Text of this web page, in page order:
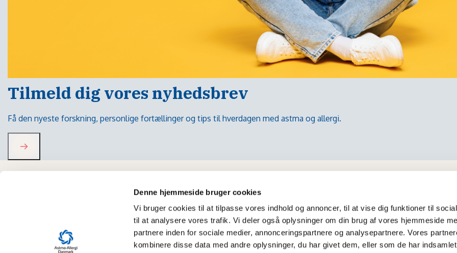
Denne hjemmeside bruger cookies
Vi bruger cookies til at tilpasse vores indhold og annoncer, til at vise dig funktioner til
til at analysere vores trafik. Vi deler også oplysninger om din brug af vores hjemmeside
partnere inden for sociale medier, annonceringspartnere og analysepartnere. Vores
kombinere disse data med andre oplysninger, du har givet dem, eller som de har
Tilmeld dig vores nyhedsbrev
Få den nyeste forskning, personlige fortællinger og tips til hverdagen med astma og allergi.